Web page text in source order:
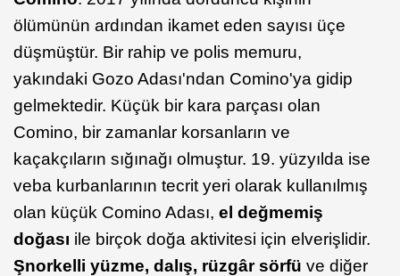
ölümünün ardından ikamet eden sayısı üçe
düşmüştür. Bir rahip ve polis memuru,
yakındaki Gozo Adası'ndan Comino'ya gidip
gelmektedir. Küçük bir kara parçası olan
Comino, bir zamanlar korsanların ve
kaçakçıların sığınağı olmuştur. 19. yüzyılda ise
veba kurbanlarının tecrit yeri olarak kullanılmış
olan küçük Comino Adası, el değmemiş
doğası ile birçok doğa aktivitesi için elverişlidir.
Şnorkelli yüzme, dalış, rüzgâr sörfü ve diğer